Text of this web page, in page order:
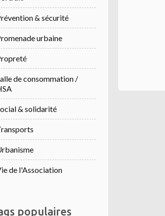
& sécurité
urbaine
de consommation /
& solidarité
de l'Association
populaires